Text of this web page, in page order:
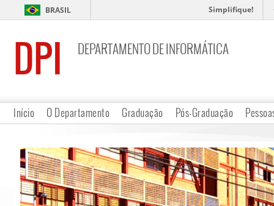
BRASIL Simplifique!
DPI DEPARTAMENTO DE INFORMÁTICA
Início O Departamento Graduação Pós-Graduação